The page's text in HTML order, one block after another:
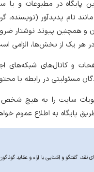
پایگاه در مطبوعات و یا
نام پدیدآور (نویسنده،
و همچنین پیوند
هر یک از بخش‌ها، الزامی
و کانال‌های شبکه‌های
مسئولیتی در رابطه با
سایت را به هیچ
پایگاه به اطلاع عموم
نقد، گفتگو و آشنایی با آراء و عقاید